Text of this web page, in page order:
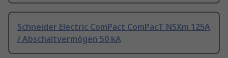
Schneider Electric ComPact ComPacT NSXm 125A
/ Abschaltvermögen 50 kA